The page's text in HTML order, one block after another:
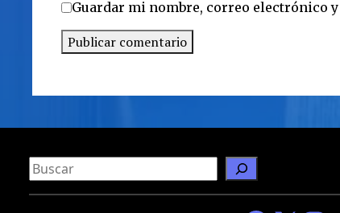
Guardar mi nombre, correo electrónico
B
u